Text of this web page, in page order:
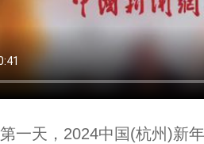
一天，2024中国(杭州)新